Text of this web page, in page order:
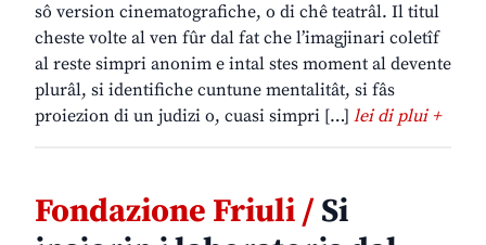
sô version cinematografiche, o di chê teatrâl. Il titul
cheste volte al ven fûr dal fat che l’imagjinari coletîf
al reste simpri anonim e intal stes moment al devente
plurâl, si identifiche cuntune mentalitât, si fâs
proiezion di un judizi o, cuasi simpri […] lei di plui +
Fondazione Friuli /Si